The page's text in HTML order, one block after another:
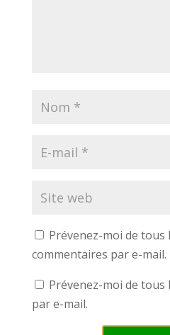
Prévenez-moi de tous
commentaires par e-mail.
Prévenez-moi de tous
par e-mail.